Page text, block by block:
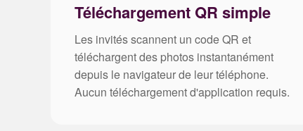
Téléchargement QR simple
Les invités scannent un code QR et
téléchargent des photos instantanément
depuis le navigateur de leur téléphone.
Aucun téléchargement d'application requis.